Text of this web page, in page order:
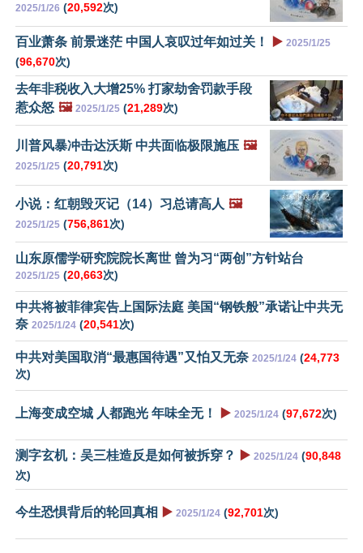
2025/1/26 (20,592次)
百业萧条 前景迷茫 中国人哀叹过年如过关！ ▶️ 2025/1/25
(96,670次)
去年非税收入大增25% 打家劫舍罚款手段
惹众怒 🖼️ 2025/1/25 (21,289次)
川普风暴冲击达沃斯 中共面临极限施压 🖼️
2025/1/25 (20,791次)
小说：红朝毁灭记（14）习总请高人 🖼️
2025/1/25 (756,861次)
山东原儒学研究院院长离世 曾为习“两创”方针站台
2025/1/25 (20,663次)
中共将被菲律宾告上国际法庭 美国“钢铁般”承诺让中共无
奈 2025/1/24 (20,541次)
中共对美国取消“最惠国待遇”又怕又无奈 2025/1/24 (24,773
次)
上海变成空城 人都跑光 年味全无！ ▶️ 2025/1/24 (97,672次)
测字玄机：吴三桂造反是如何被拆穿？ ▶️ 2025/1/24 (90,848
次)
今生恐惧背后的轮回真相 ▶️ 2025/1/24 (92,701次)